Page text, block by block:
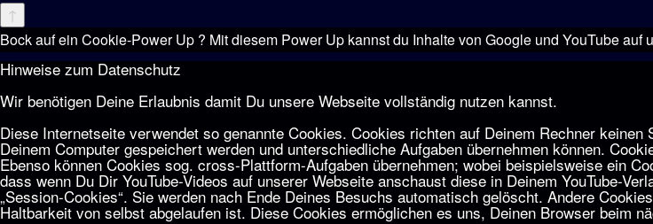
↑
Bock auf ein Cookie-Power Up ? Mit diesem Power Up kannst du Inhalte von Google und YouTube auf
Hinweise zum Datenschutz
Wir benötigen Deine Erlaubnis damit Du unsere Webseite vollständig nutzen kannst.
Diese Internetseite verwendet so genannte Cookies. Cookies richten auf Deinem Rechner
Deinem Computer gespeichert werden und unterschiedliche Aufgaben übernehmen können.
Ebenso können Cookies sog. cross-Plattform-Aufgaben übernehmen; wobei beispielsweise ein
dass wenn Du Dir YouTube-Videos auf unserer Webseite anschaust diese in Deinem YouTube-
„Session-Cookies“. Sie werden nach Ende Deines Besuchs automatisch gelöscht. Andere
Haltbarkeit von selbst abgelaufen ist. Diese Cookies ermöglichen es uns, Deinen Browser beim